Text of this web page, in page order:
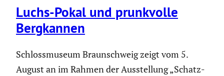
Luchs-Pokal und prunk­volle
Bergkannen
Schloss­mu­seum Braun­schweig zeigt vom 5.
August an im Rahmen der Ausstel­lung „Schatz­